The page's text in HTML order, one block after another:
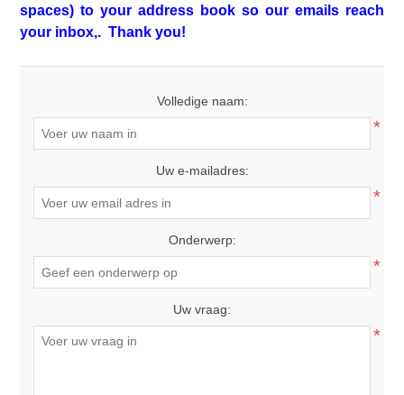
spaces) to your address book so our emails reach
your inbox,. Thank you!
Volledige naam:
*
Uw e-mailadres:
*
Onderwerp:
*
Uw vraag:
*